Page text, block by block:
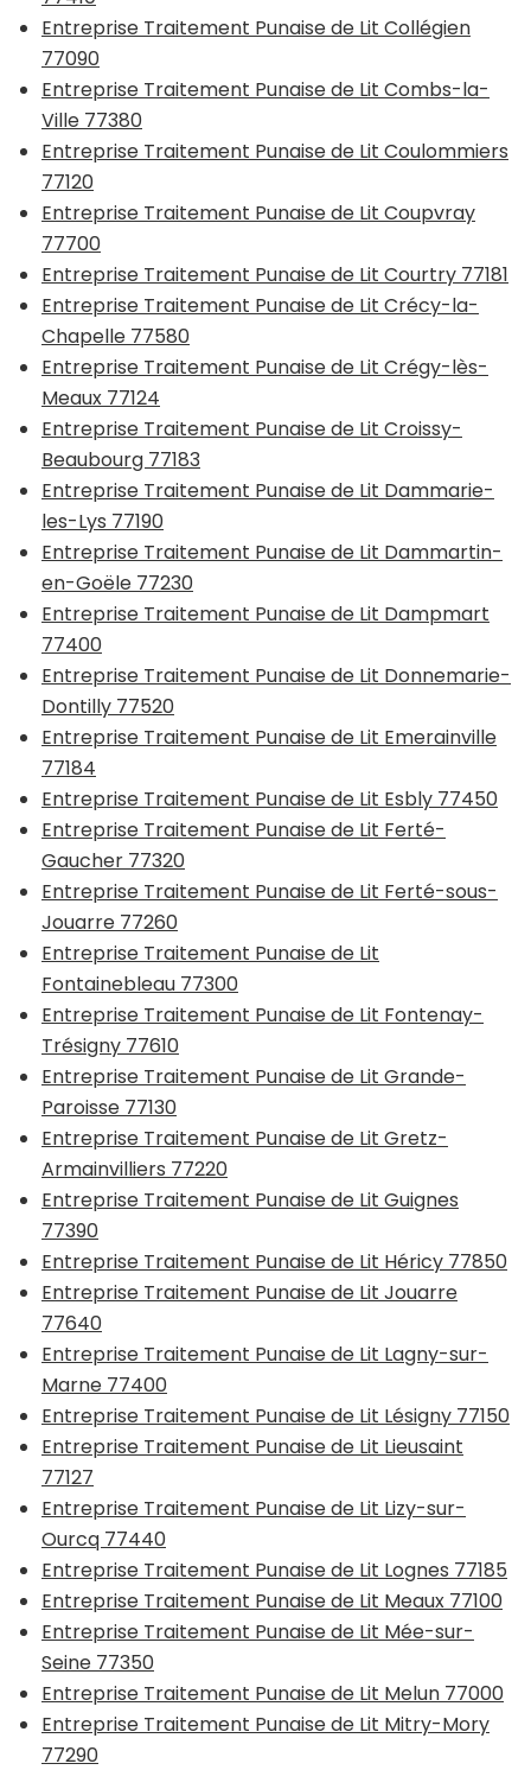
Entreprise Traitement Punaise de Lit Collégien
77090
Entreprise Traitement Punaise de Lit Combs-la-
Ville 77380
Entreprise Traitement Punaise de Lit Coulommiers
77120
Entreprise Traitement Punaise de Lit Coupvray
77700
Entreprise Traitement Punaise de Lit Courtry 77181
Entreprise Traitement Punaise de Lit Crécy-la-
Chapelle 77580
Entreprise Traitement Punaise de Lit Crégy-lès-
Meaux 77124
Entreprise Traitement Punaise de Lit Croissy-
Beaubourg 77183
Entreprise Traitement Punaise de Lit Dammarie-
les-Lys 77190
Entreprise Traitement Punaise de Lit Dammartin-
en-Goële 77230
Entreprise Traitement Punaise de Lit Dampmart
77400
Entreprise Traitement Punaise de Lit Donnemarie-
Dontilly 77520
Entreprise Traitement Punaise de Lit Emerainville
77184
Entreprise Traitement Punaise de Lit Esbly 77450
Entreprise Traitement Punaise de Lit Ferté-
Gaucher 77320
Entreprise Traitement Punaise de Lit Ferté-sous-
Jouarre 77260
Entreprise Traitement Punaise de Lit
Fontainebleau 77300
Entreprise Traitement Punaise de Lit Fontenay-
Trésigny 77610
Entreprise Traitement Punaise de Lit Grande-
Paroisse 77130
Entreprise Traitement Punaise de Lit Gretz-
Armainvilliers 77220
Entreprise Traitement Punaise de Lit Guignes
77390
Entreprise Traitement Punaise de Lit Héricy 77850
Entreprise Traitement Punaise de Lit Jouarre
77640
Entreprise Traitement Punaise de Lit Lagny-sur-
Marne 77400
Entreprise Traitement Punaise de Lit Lésigny 77150
Entreprise Traitement Punaise de Lit Lieusaint
77127
Entreprise Traitement Punaise de Lit Lizy-sur-
Ourcq 77440
Entreprise Traitement Punaise de Lit Lognes 77185
Entreprise Traitement Punaise de Lit Meaux 77100
Entreprise Traitement Punaise de Lit Mée-sur-
Seine 77350
Entreprise Traitement Punaise de Lit Melun 77000
Entreprise Traitement Punaise de Lit Mitry-Mory
77290